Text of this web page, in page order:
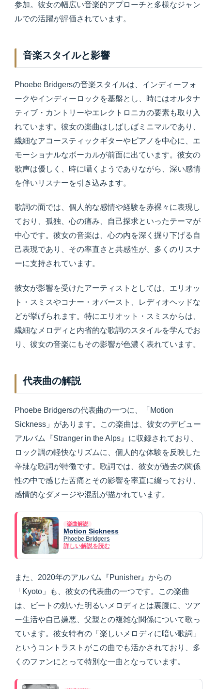
参加。彼女の幅広い音楽的アプローチと多様なジャン
ルでの活躍が評価されています。
音楽スタイルと影響
Phoebe Bridgersの音楽スタイルは、インディーフォ
ークやインディーロックを基盤とし、時にはオルタナ
ティブ・カントリーやエレクトロニカの要素も取り入
れています。彼女の楽曲はしばしばミニマルであり、
繊細なアコースティックギターやピアノを中心に、エ
モーショナルなボーカルが前面に出ています。彼女の
歌声は優しく、時に囁くようでありながら、深い感情
を伴いリスナーを引き込みます。
歌詞の面では、個人的な感情や経験を赤裸々に表現し
ており、孤独、心の痛み、自己探求といったテーマが
中心です。彼女の音楽は、心の内を深く掘り下げる自
己表現であり、その率直さと共感性が、多くのリスナ
ーに支持されています。
彼女が影響を受けたアーティストとしては、エリオッ
ト・スミスやコナー・オバースト、レディオヘッドな
どが挙げられます。特にエリオット・スミスからは、
繊細なメロディと内省的な歌詞のスタイルを学んでお
り、彼女の音楽にもその影響が色濃く表れています。
代表曲の解説
Phoebe Bridgersの代表曲の一つに、「Motion
Sickness」があります。この楽曲は、彼女のデビュー
アルバム『Stranger in the Alps』に収録されており、
ロック調の軽快なリズムに、個人的な体験を反映した
辛辣な歌詞が特徴です。歌詞では、彼女が過去の関係
性の中で感じた苦痛とその影響を率直に綴っており、
感情的なダメージや混乱が描かれています。
楽曲解説
Motion Sickness
Phoebe Bridgers
詳しい解説を読む
また、2020年のアルバム『Punisher』からの
「Kyoto」も、彼女の代表曲の一つです。この楽曲
は、ビートの効いた明るいメロディとは裏腹に、ツア
ー生活や自己嫌悪、父親との複雑な関係について歌っ
ています。彼女特有の「楽しいメロディに暗い歌詞」
というコントラストがこの曲でも活かされており、多
くのファンにとって特別な一曲となっています。